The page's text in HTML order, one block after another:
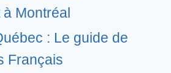
Montréal
: Le guide de
Français